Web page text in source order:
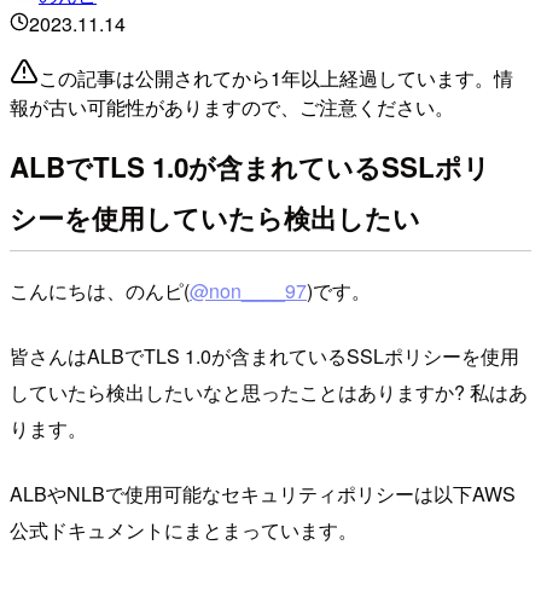
2023.11.14
この記事は公開されてから1年以上経過しています。情
報が古い可能性がありますので、ご注意ください。
ALBでTLS 1.0が含まれているSSLポリ
シーを使用していたら検出したい
こんにちは、のんピ(@non____97)です。
皆さんはALBでTLS 1.0が含まれているSSLポリシーを使用
していたら検出したいなと思ったことはありますか? 私はあ
ります。
ALBやNLBで使用可能なセキュリティポリシーは以下AWS
公式ドキュメントにまとまっています。